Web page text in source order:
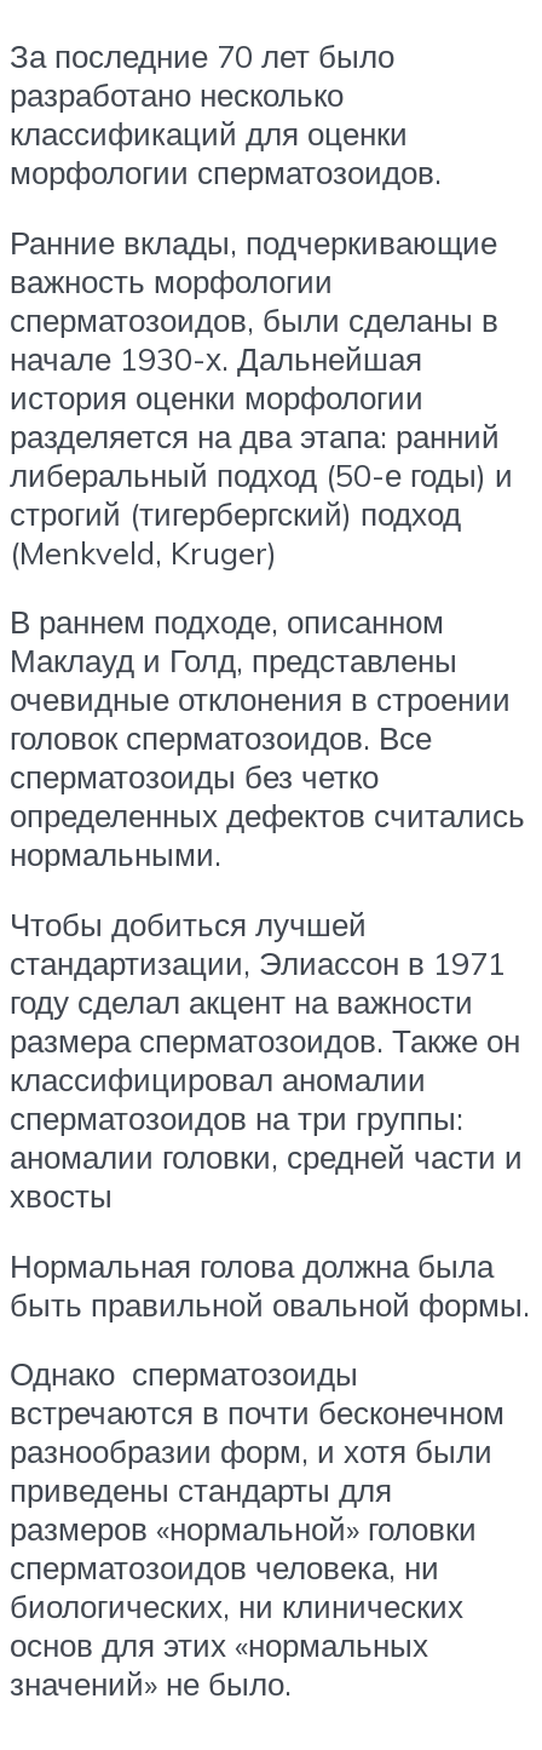
За последние 70 лет было
разработано несколько
классификаций для оценки
морфологии сперматозоидов.
Ранние вклады, подчеркивающие
важность морфологии
сперматозоидов, были сделаны в
начале 1930-х. Дальнейшая
история оценки морфологии
разделяется на два этапа: ранний
либеральный подход (50-е годы) и
строгий (тигербергский) подход
(Menkveld, Kruger)
В раннем подходе, описанном
Маклауд и Голд, представлены
очевидные отклонения в строении
головок сперматозоидов. Все
сперматозоиды без четко
определенных дефектов считались
нормальными.
Чтобы добиться лучшей
стандартизации, Элиассон в 1971
году сделал акцент на важности
размера сперматозоидов. Также он
классифицировал аномалии
сперматозоидов на три группы:
аномалии головки, средней части и
хвосты
Нормальная голова должна была
быть правильной овальной формы.
Однако сперматозоиды
встречаются в почти бесконечном
разнообразии форм, и хотя были
приведены стандарты для
размеров «нормальной» головки
сперматозоидов человека, ни
биологических, ни клинических
основ для этих «нормальных
значений» не было.